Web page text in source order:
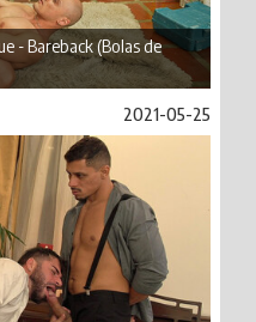
- Bareback (Bolas de
2021-05-25